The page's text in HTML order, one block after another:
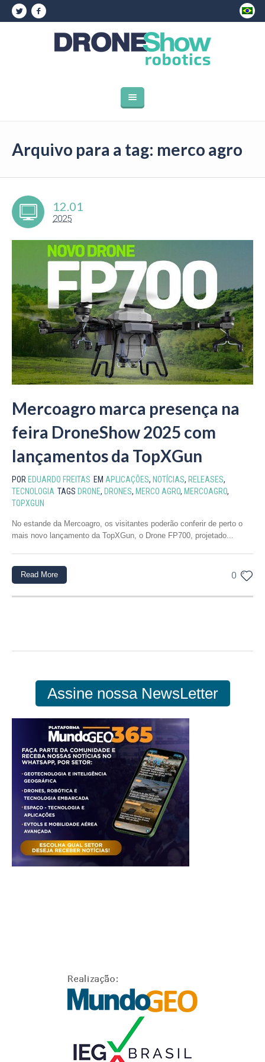
Arquivo para a tag: merco agro
12.01
2025
Mercoagro marca presença na
feira DroneShow 2025 com
lançamentos da TopXGun
POR EDUARDO FREITAS EM APLICAÇÕES, NOTÍCIAS, RELEASES,
TECNOLOGIA TAGS DRONE, DRONES, MERCO AGRO, MERCOAGRO,
TOPXGUN
No estande da Mercoagro, os visitantes poderão conferir de perto o
mais novo lançamento da TopXGun, o Drone FP700, projetado...
0
Read More
Assine nossa NewsLetter